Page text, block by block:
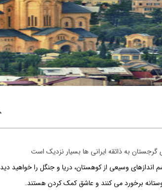
به ذائقه ایرانی ها بسیار نزدیک است
وسیعی از کوهستان، دریا و جنگل را خواهید دید
برخورد می کنند و عاشق کمک کردن هستند.